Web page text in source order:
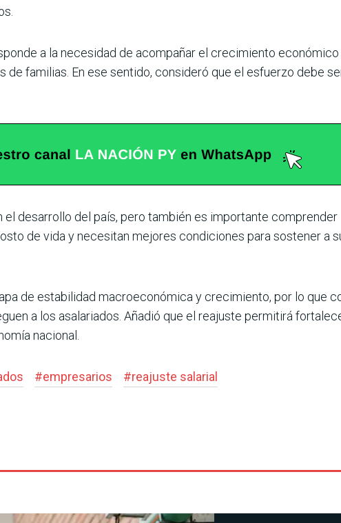
a la necesidad de acompañar el cre­cimiento
de familias. En ese sentido, con­sideró que el esfuerzo debe
desarro­llo del país, pero también es importante comprender
de vida y necesitan mejores condiciones para sos­tener a
de estabi­lidad macroeconómica y cre­cimiento, por lo que
a los asalariados. Añadió que el reajuste permitirá
nacional.
#empresarios #reajuste salarial